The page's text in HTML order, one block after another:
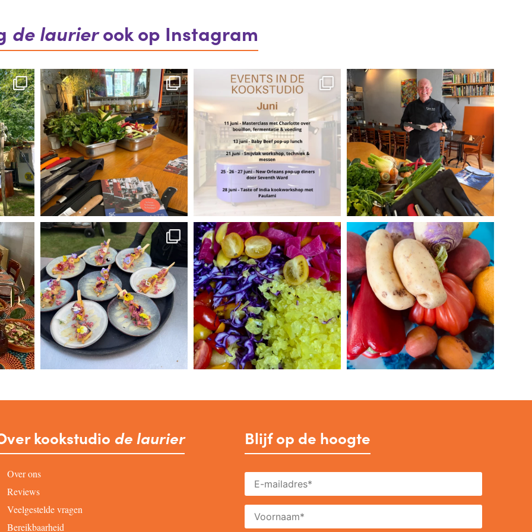
de laurierook op Instagram
kookstudio de laurier
Over ons
Reviews
Veelgestelde vragen
Bereikbaarheid
Blijf op de hoogte